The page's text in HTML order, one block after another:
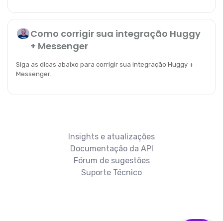
Como corrigir sua integração Huggy
+ Messenger
Siga as dicas abaixo para corrigir sua integração Huggy +
Messenger.
Insights e atualizações
Documentação da API
Fórum de sugestões
Suporte Técnico